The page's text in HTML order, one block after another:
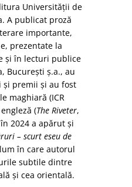
Universităţii de
A publicat proză
importante,
prezentate la
şi în lecturi publice
Bucureşti ş.a., au
premii şi au fost
maghiară (ICR
(The Riveter,
2024 a apărut şi
– scurt eseu de
în care autorul
subtile dintre
şi cea orientală.